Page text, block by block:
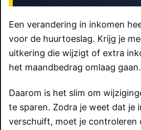
Een verandering in inkomen
voor de huurtoeslag. Krijg je
uitkering die wijzigt of extra
het maandbedrag omlaag gaan.
Daarom is het slim om
te sparen. Zodra je weet dat je
verschuift, moet je controleren